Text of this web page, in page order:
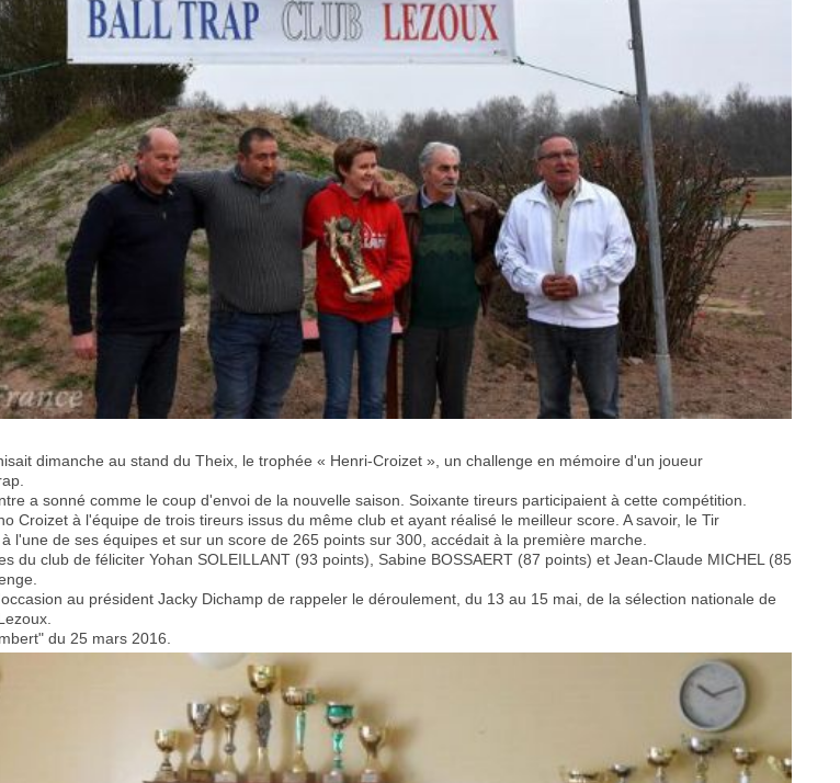
dimanche au stand du Theix, le trophée « Henri-Croizet », un challenge en mémoire d'un joueur
a sonné comme le coup d'envoi de la nouvelle saison. Soixante tireurs participaient à cette compétition.
Croizet à l'équipe de trois tireurs issus du même club et ayant réalisé le meilleur score. A savoir, le Tir
l'une de ses équipes et sur un score de 265 points sur 300, accédait à la première marche.
du club de féliciter Yohan SOLEILLANT (93 points), Sabine BOSSAERT (87 points) et Jean-Claude MICHEL (85
au président Jacky Dichamp de rappeler le déroulement, du 13 au 15 mai, de la sélection nationale de
du 25 mars 2016.